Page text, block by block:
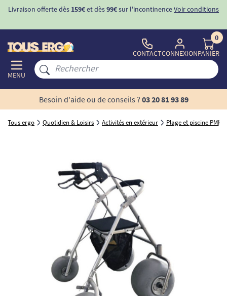
Livraison offerte dès 159€et dès99€sur l'incontinenceVoir conditions
MENU
CONTACTCONNEXION
0
PANIER
Besoin d'aide ou de conseils ? 03 20 81 93 89
Tous ergo Quotidien & Loisirs Activités en extérieur Plage et piscine PMR